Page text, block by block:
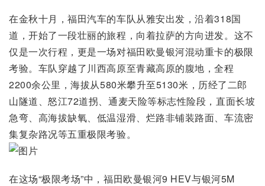
在金秋十月，福田汽车的车队从雅安出发，沿着318国
道，开始了一段壮丽的旅程，向着拉萨的方向进发。这不
仅是一次行程，更是一场对福田欧曼银河混动重卡的极限
考验。车队穿越了川西高原至青藏高原的腹地，全程
2200余公里，海拔从580米攀升至5130米，历经了二郎
山隧道、怒江72道拐、通麦天险等标志性险段，直面长坡
急弯、高海拔缺氧、低温湿滑、烂路非铺装路面、车流密
集复杂路况等五重极限考验。
在这场“极限考场”中，福田欧曼银河9 HEV与银河5M